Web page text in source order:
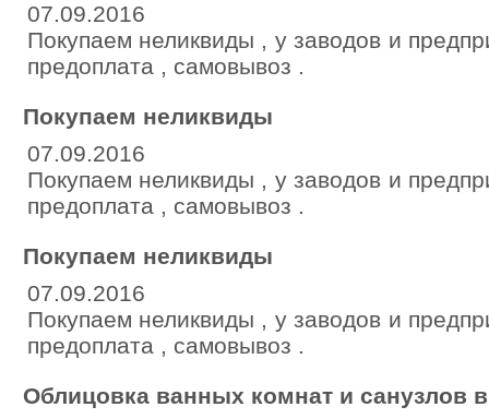
07.09.2016
Покупаем неликвиды , у заводов и
предоплата , самовывоз .
Покупаем неликвиды
07.09.2016
Покупаем неликвиды , у заводов и
предоплата , самовывоз .
Покупаем неликвиды
07.09.2016
Покупаем неликвиды , у заводов и
предоплата , самовывоз .
Облицовка ванных комнат и санузлов